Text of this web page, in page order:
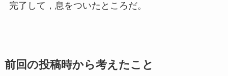
完了して，息をついたところだ。
前回の投稿時から考えたこと